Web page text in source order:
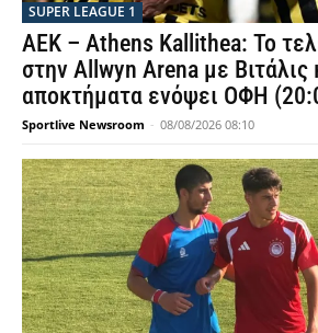
SUPER LEAGUE 1
ΑΕΚ – Athens Kallithea: Το
στην Allwyn Arena με Βιτάλις
αποκτήματα ενόψει ΟΦΗ
Sportlive Newsroom - 08/08/2026 08:10